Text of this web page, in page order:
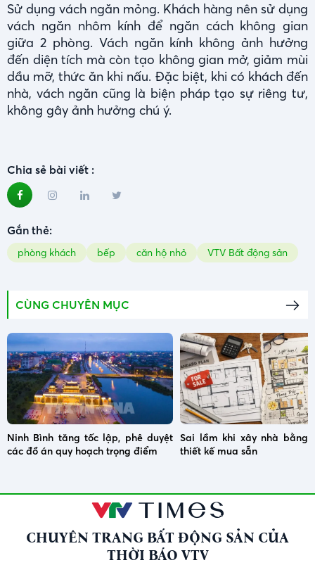
Sử dụng vách ngăn mỏng. Khách hàng nên sử dụng
vách ngăn nhôm kính để ngăn cách không gian
giữa 2 phòng. Vách ngăn kính không ảnh hưởng
đến diện tích mà còn tạo không gian mở, giảm mùi
dầu mỡ, thức ăn khi nấu. Đặc biệt, khi có khách đến
nhà, vách ngăn cũng là biện pháp tạo sự riêng tư,
không gây ảnh hưởng chú ý.
Chia sẻ bài viết :
Gắn thẻ:
phòng khách bếp căn hộ nhỏ VTV Bất động sản
CÙNG CHUYÊN MỤC
Ninh Bình tăng tốc lập, phê duyệt
các đồ án quy hoạch trọng điểm
Sai lầm khi xây nhà bằng
thiết kế mua sẵn
CHUYÊN TRANG BẤT ĐỘNG SẢN CỦA
THỜI BÁO VTV